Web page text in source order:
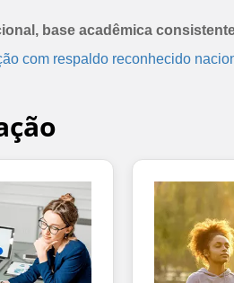
base acadêmica
com respaldo reconhecido